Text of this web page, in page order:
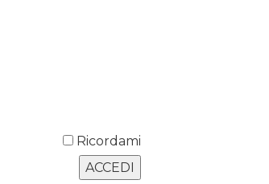
Ricordami